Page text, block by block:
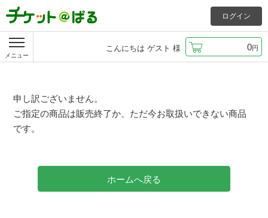
メニュー
こんにちは ゲスト 様 0円
ログイン
申し訳ございません。
ご指定の商品は販売終了か、ただ今お取扱いできない商品
です。
ホームへ戻る